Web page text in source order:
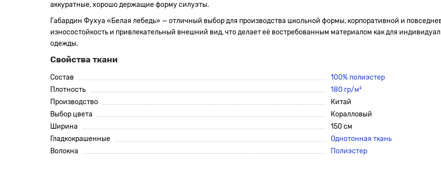
аккуратные, хорошо держащие форму силуэты.
Габардин Фухуа «Белая лебедь» — отличный выбор для производства школьной формы, корпоративной и
износостойкость и привлекательный внешний вид, что делает её востребованным материалом как для
одежды.
Свойства ткани
Состав
100% полиэстер
Плотность
180 гр/м²
Производство
Китай
Выбор цвета
Коралловый
Ширина
150 см
Гладкокрашенные
Однотонная ткань
Волокна
Полиэстер